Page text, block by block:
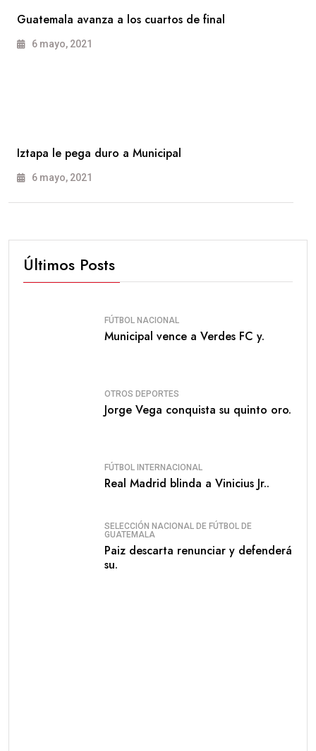
Guatemala avanza a los cuartos de final
6 mayo, 2021
Iztapa le pega duro a Municipal
6 mayo, 2021
Últimos Posts
FÚTBOL NACIONAL
Municipal vence a Verdes FC y.
OTROS DEPORTES
Jorge Vega conquista su quinto oro.
FÚTBOL INTERNACIONAL
Real Madrid blinda a Vinicius Jr..
SELECCIÓN NACIONAL DE FÚTBOL DE
GUATEMALA
Paiz descarta renunciar y defenderá
su.